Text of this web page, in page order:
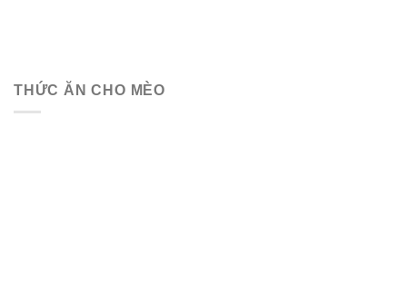
THỨC ĂN CHO MÈO